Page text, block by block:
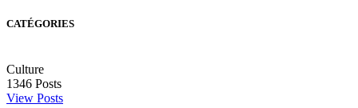
CATÉGORIES
Culture
1346 Posts
View Posts